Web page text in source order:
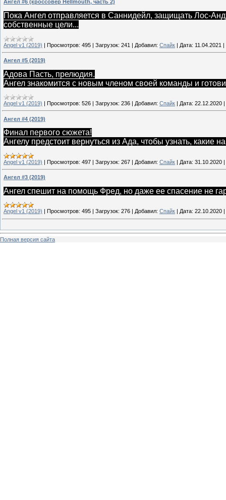
Ангел #6 (кроссовер Hellmouth, часть 2)
Пока Ангел отправляется в Саннидейл, защищать Лос-
собственные цели...
Angel v1 (2019) | Просмотров: 495 | Загрузок: 241 | Добавил: Спайк | Дата: 11.04.2021 |
Ангел #5 (2019)
Адова Пасть, прелюдия.
Ангел знакомится с новым членом своей команды и
Angel v1 (2019) | Просмотров: 526 | Загрузок: 236 | Добавил: Спайк | Дата: 22.12.2020 |
Ангел #4 (2019)
Финал первого сюжета!
Ангелу предстоит вернуться из Ада, чтобы узнать, какие
Angel v1 (2019) | Просмотров: 497 | Загрузок: 267 | Добавил: Спайк | Дата: 31.10.2020 |
Ангел #3 (2019)
Ангел спешит на помощь Фред, но даже ее спасение не
Angel v1 (2019) Просмотров: 495 Загрузок: 276 Добавил: Спайк Дата: 22.10.2020
Полная версия сайта